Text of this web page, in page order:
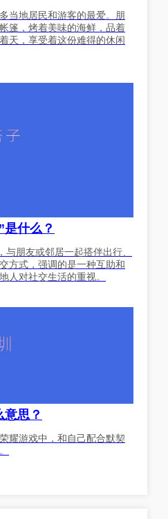
当地居民和游客的最爱。朋
篷，烤着美味的海鲜，品着
天，享受着这份难得的休闲
是什么？
与朋友或邻居一起搭伴出行、
方式，强调的是一种互助和
人对社交生活的重视。
思？
耀游戏中，和自己配合默契